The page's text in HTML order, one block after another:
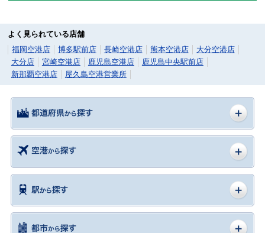
よく見られている店舗
福岡空港店
博多駅前店 長崎空港店 熊本空港店
大分空港店
大分店
宮崎空港店 鹿児島空港店
鹿児島中央駅前店
新那覇空港店
屋久島空港営業所